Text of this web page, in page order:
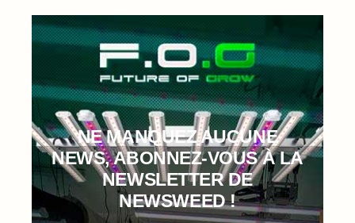
NE MANQUEZ AUCUNE
NEWS, ABONNEZ-VOUS À LA
NEWSLETTER DE
NEWSWEED !